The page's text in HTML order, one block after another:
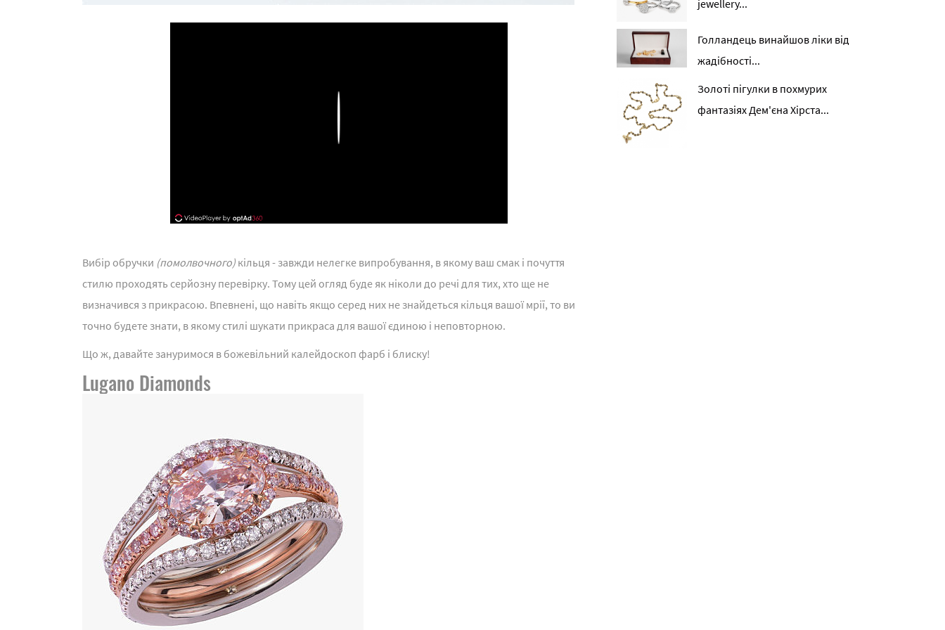
Вибір обручки (помолвочного) кільця - завжди нелегке випробування, в якому ваш смак і почуття
стилю проходять серйозну перевірку. Тому цей огляд буде як ніколи до речі для тих, хто ще не
визначився з прикрасою. Впевнені, що навіть якщо серед них не знайдеться кільця вашої мрії, то ви
точно будете знати, в якому стилі шукати прикраса для вашої єдиною і неповторною.
Що ж, давайте зануримося в божевільний калейдоскоп фарб і блиску!
Lugano Diamonds
jewellery...
Голландець винайшов ліки від
жадібності...
Золоті пігулки в похмурих
фантазіях Дем'єна Хірста...